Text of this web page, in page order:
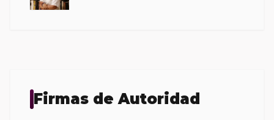
Firmas de Autoridad